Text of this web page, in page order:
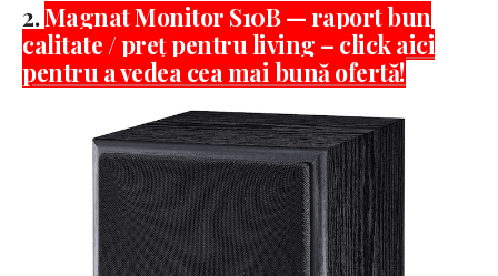
2.Magnat Monitor S10B — raport bun
calitate / preț pentru living – click aici
pentru a vedea cea mai bună ofertă!